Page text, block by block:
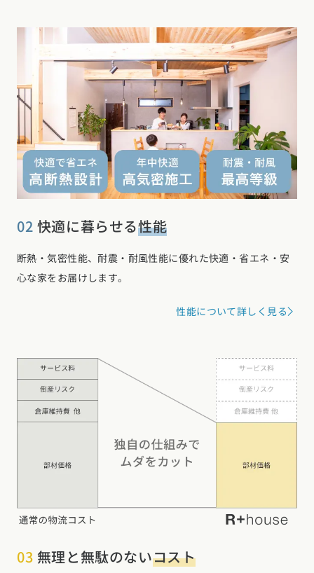
02 快適に暮らせる性能
断熱・気密性能、耐震・耐風性能に優れた快適・省エネ・安
心な家をお届けします。
性能について詳しく見る
03 無理と無駄のないコスト